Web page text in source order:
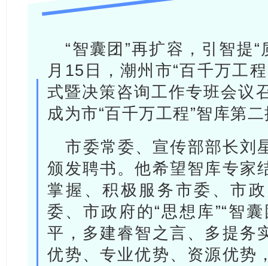
“智囊团”再扩容，引智提
月15日，潮州市“百千万工
式暨决策咨询工作专班会议
成为市“百千万工程”智库第
市委常委、宣传部部长刘
颁发聘书。他希望智库专家
掌握、积极服务市委、市
委、市政府的“思想库”“智
平，多建睿智之言、多提务
优势、专业优势、资源优势